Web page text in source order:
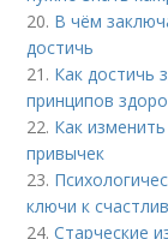
20. В чём
достичь
21. Как достичь
принципов
22. Как
привычек
23.
ключи к
24.Старческие